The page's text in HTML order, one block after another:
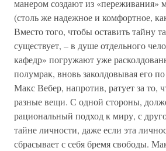
манером создают из «переживания»
(столь же надежное и комфортное,
Вместо того, чтобы оставить тайну
существует, – в душе отдельного
кафедр» погружают уже
полумрак, вновь заколдовывая его
Макс Вебер, напротив, ратует за то,
разные вещи. С одной стороны,
рациональный подход к миру, с
тайне личности, даже если эта
сбрасывает с себя бремя свободы.